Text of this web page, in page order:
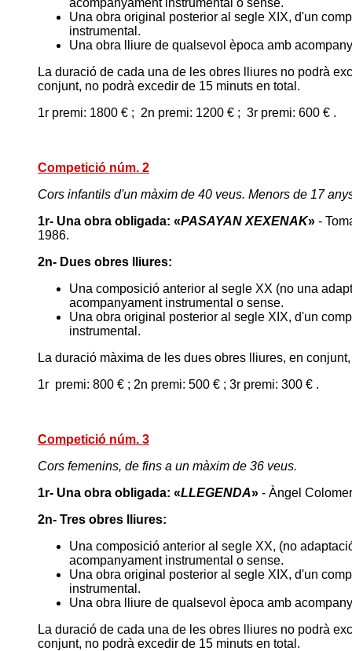
acompanyament instrumental o sense.
Una obra original posterior al segle XIX, d'un
instrumental.
Una obra lliure de qualsevol època amb
La duració de cada una de les obres lliures no podrà
conjunt, no podrà excedir de 15 minuts en total.
1r premi: 1800 € ; 2n premi: 1200 € ; 3r premi: 600 € .
Competició núm. 2
Cors infantils d'un màxim de 40 veus. Menors de 17
1r- Una obra obligada: «PASAYAN XEXENAK» -
1986.
2n- Dues obres lliures:
Una composició anterior al segle XX (no una
acompanyament instrumental o sense.
Una obra original posterior al segle XIX, d'un
instrumental.
La duració màxima de les dues obres lliures, en
1r premi: 800 € ; 2n premi: 500 € ; 3r premi: 300 € .
Competició núm. 3
Cors femenins, de fins a un màxim de 36 veus.
1r- Una obra obligada: «LLEGENDA» - Àngel
2n- Tres obres lliures:
Una composició anterior al segle XX, (no
acompanyament instrumental o sense.
Una obra original posterior al segle XIX, d'un
instrumental.
Una obra lliure de qualsevol època amb
La duració de cada una de les obres lliures no podrà
conjunt, no podrà excedir de 15 minuts en total.